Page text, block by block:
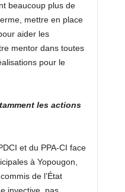
beaucoup plus de
mettre en place
aider les
mentor dans toutes
pour le
les actions
et du PPA-CI face
à Yopougon,
de l’État